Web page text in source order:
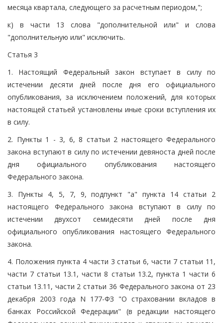
месяца квартала, следующего за расчетным периодом,";
к) в части 13 слова "дополнительной или" и слова
"дополнительную или" исключить.
Статья 3
1. Настоящий Федеральный закон вступает в силу по
истечении десяти дней после дня его официального
опубликования, за исключением положений, для которых
настоящей статьей установлены иные сроки вступления их
в силу.
2. Пункты 1 - 3, 6, 8 статьи 2 настоящего Федерального
закона вступают в силу по истечении девяноста дней после
дня официального опубликования настоящего
Федерального закона.
3. Пункты 4, 5, 7, 9, подпункт "а" пункта 14 статьи 2
настоящего Федерального закона вступают в силу по
истечении двухсот семидесяти дней после дня
официального опубликования настоящего Федерального
закона.
4. Положения пункта 4 части 3 статьи 6, части 7 статьи 11,
части 7 статьи 13.1, части 8 статьи 13.2, пункта 1 части 6
статьи 13.11, части 2 статьи 36 Федерального закона от 23
декабря 2003 года N 177-ФЗ "О страховании вкладов в
банках Российской Федерации" (в редакции настоящего